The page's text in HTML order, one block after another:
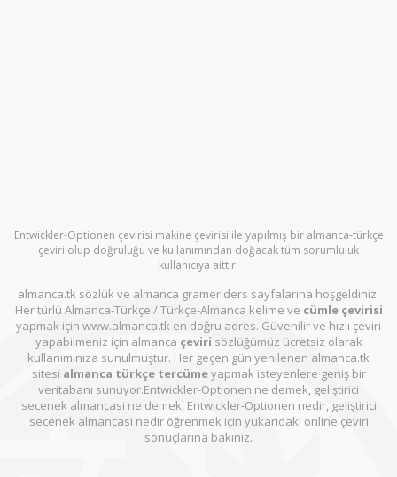
Entwickler-Optionen çevirisi makine çevirisi ile yapılmış bir almanca-türkçe
çeviri olup doğruluğu ve kullanımından doğacak tüm sorumluluk
kullanıcıya aittir.
almanca.tk sözlük ve almanca gramer ders sayfalarına hoşgeldiniz.
Her türlü Almanca-Türkçe / Türkçe-Almanca kelime ve cümle çevirisi
yapmak için www.almanca.tk en doğru adres. Güvenilir ve hızlı çeviri
yapabilmeniz için almanca çeviri sözlüğümüz ücretsiz olarak
kullanımınıza sunulmuştur. Her geçen gün yenilenen almanca.tk
sitesi almanca türkçe tercümeyapmak isteyenlere geniş bir
veritabanı sunuyor.Entwickler-Optionen ne demek, geliştirici
secenek almancasi ne demek, Entwickler-Optionen nedir, geliştirici
secenek almancasi nedir öğrenmek için yukarıdaki online çeviri
sonuçlarına bakınız.